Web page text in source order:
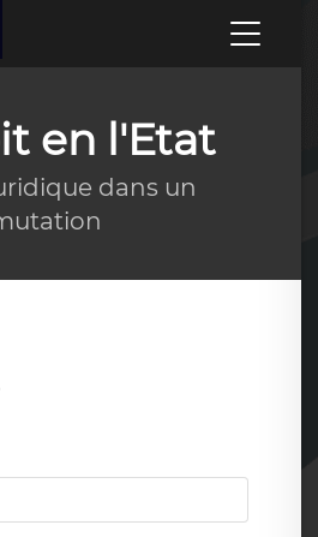
en l'Etat
dans un